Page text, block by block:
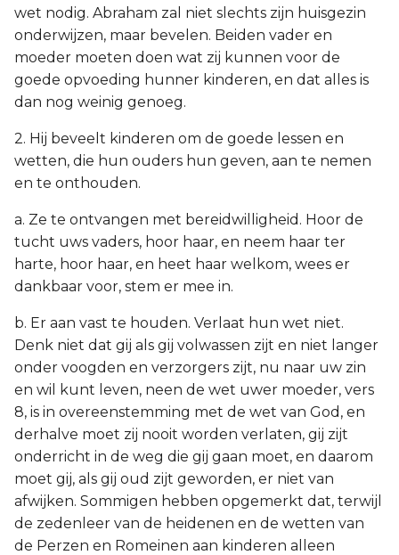
wet nodig. Abraham zal niet slechts zijn huisgezin
onderwijzen, maar bevelen. Beiden vader en
moeder moeten doen wat zij kunnen voor de
goede opvoeding hunner kinderen, en dat alles is
dan nog weinig genoeg.
2. Hij beveelt kinderen om de goede lessen en
wetten, die hun ouders hun geven, aan te nemen
en te onthouden.
a. Ze te ontvangen met bereidwilligheid. Hoor de
tucht uws vaders, hoor haar, en neem haar ter
harte, hoor haar, en heet haar welkom, wees er
dankbaar voor, stem er mee in.
b. Er aan vast te houden. Verlaat hun wet niet.
Denk niet dat gij als gij volwassen zijt en niet langer
onder voogden en verzorgers zijt, nu naar uw zin
en wil kunt leven, neen de wet uwer moeder, vers
8, is in overeenstemming met de wet van God, en
derhalve moet zij nooit worden verlaten, gij zijt
onderricht in de weg die gij gaan moet, en daarom
moet gij, als gij oud zijt geworden, er niet van
afwijken. Sommigen hebben opgemerkt dat, terwijl
de zedenleer van de heidenen en de wetten van
de Perzen en Romeinen aan kinderen alleen